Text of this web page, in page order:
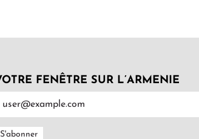
FENÊTRE SUR L’ARMENIE